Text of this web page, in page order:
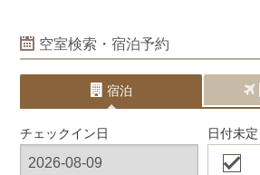
空室検索・宿泊予約
宿泊
チェックイン日 日付未定